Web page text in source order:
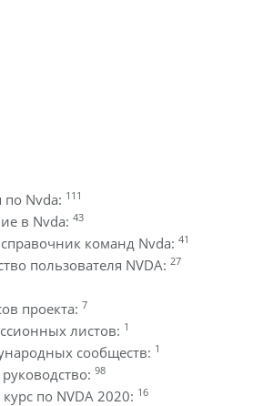
по Nvda: 111
в Nvda: 43
команд Nvda: 41
пользователя NVDA: 27
проекта: 7
листов: 1
сообществ: 1
98
по NVDA 2020: 16